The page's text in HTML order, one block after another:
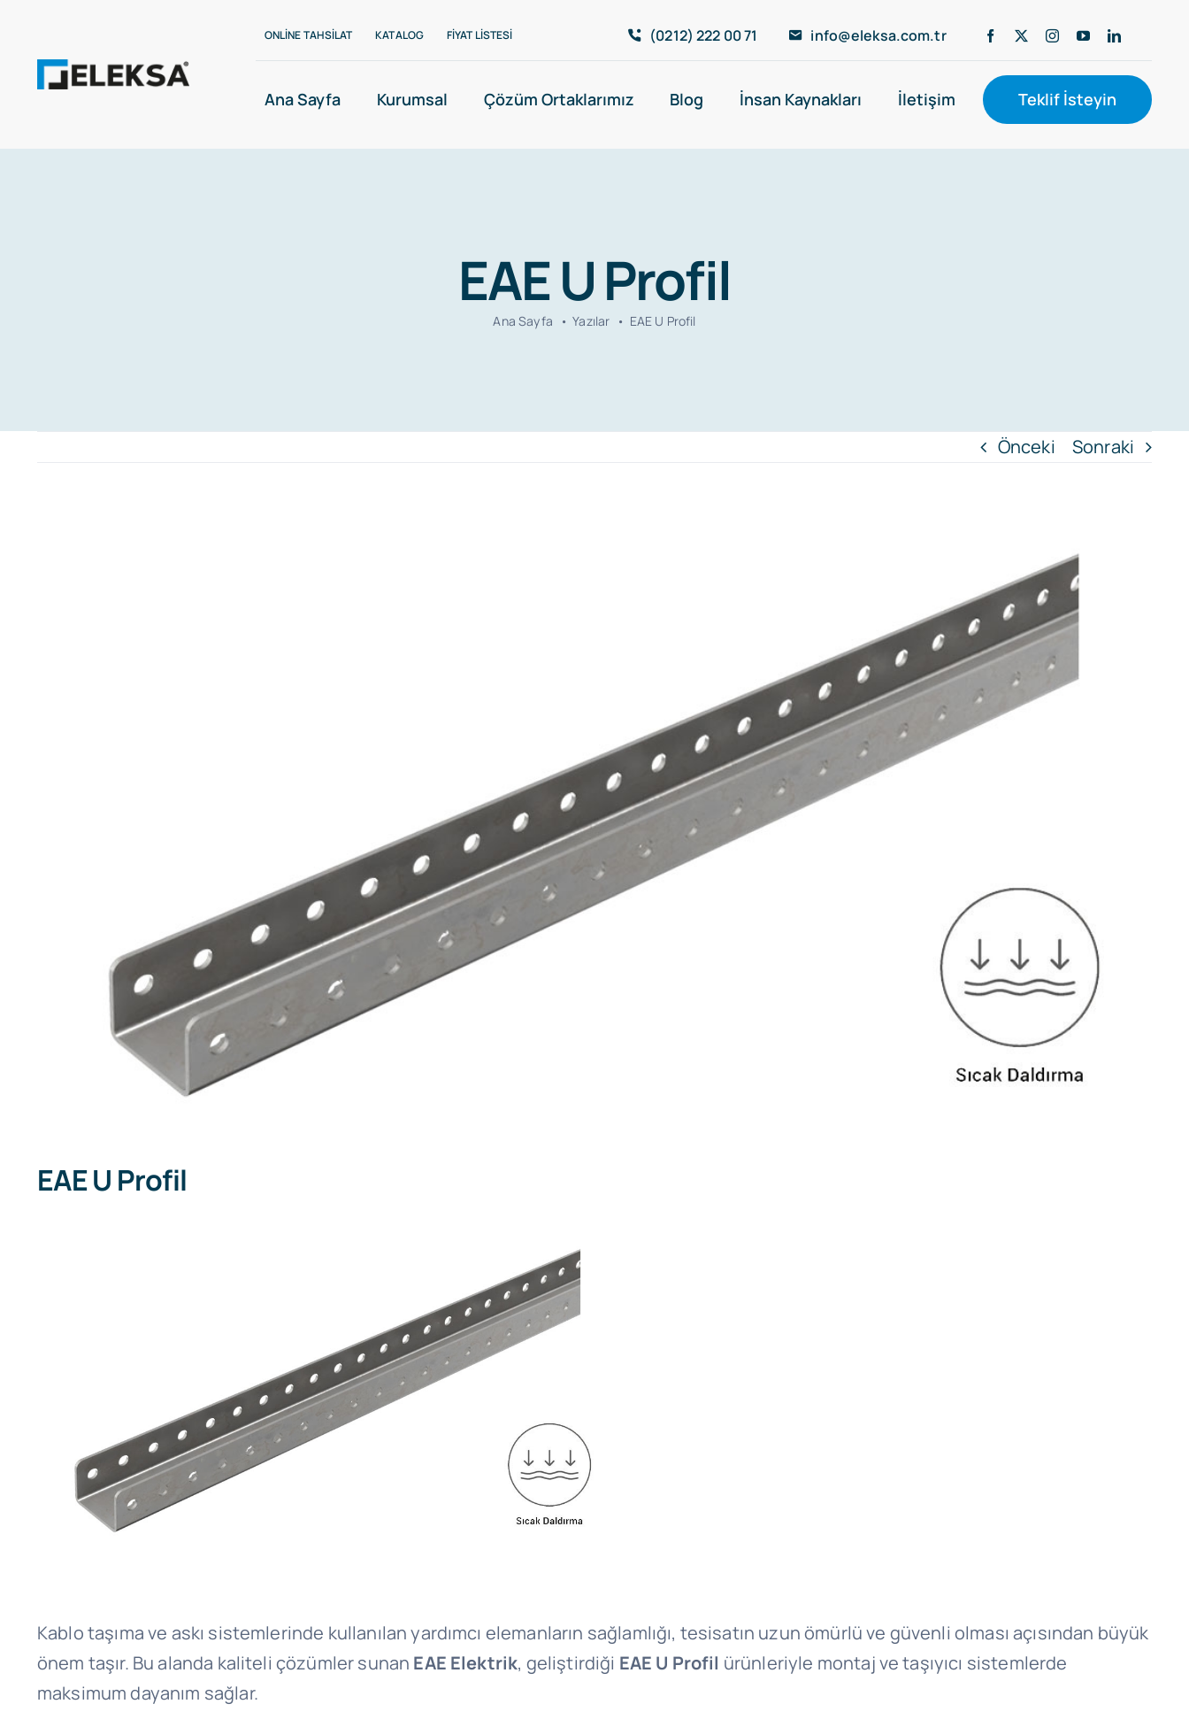
content
ONLINE TAHSILAT KATALOG FIYAT LISTESI (0212) 222 00 71 info@eleksa.com.tr
Ana Sayfa Kurumsal Çözüm Ortaklarımız Blog İnsan Kaynakları İletişim Teklif İsteyin
EAE U Profil
Ana Sayfa Yazılar EAE U Profil
Önceki Sonraki
EAE U Profil
Kablo taşıma ve askı sistemlerinde kullanılan yardımcı elemanların sağlamlığı, tesisatın uzun ömürlü ve güvenli olması açısından büyük
önem taşır. Bu alanda kaliteli çözümler sunan EAE Elektrik, geliştirdiği EAE U Profil ürünleriyle montaj ve taşıyıcı sistemlerde
maksimum dayanım sağlar.